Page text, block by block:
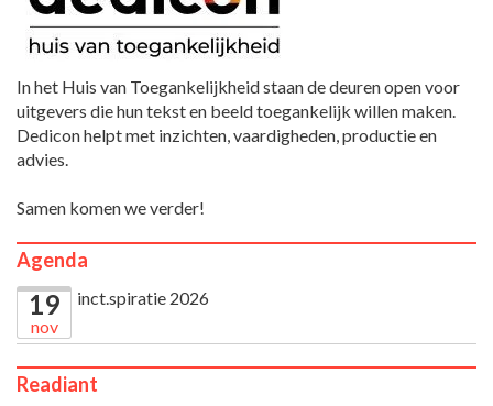
In het Huis van Toegankelijkheid staan de deuren open voor
uitgevers die hun tekst en beeld toegankelijk willen maken.
Dedicon helpt met inzichten, vaardigheden, productie en
advies.
Samen komen we verder!
Agenda
19
nov
inct.spiratie 2026
Readiant